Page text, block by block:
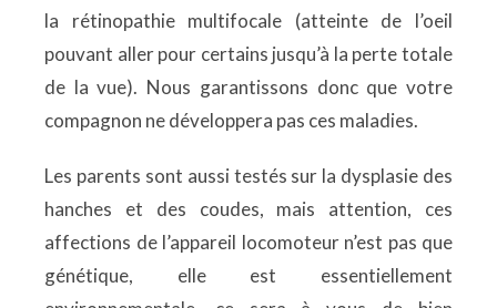
la rétinopathie multifocale (atteinte de l’oeil
pouvant aller pour certains jusqu’à la perte totale
de la vue). Nous garantissons donc que votre
compagnon ne développera pas ces maladies.
Les parents sont aussi testés sur la dysplasie des
hanches et des coudes, mais attention, ces
affections de l’appareil locomoteur n’est pas que
génétique, elle est essentiellement